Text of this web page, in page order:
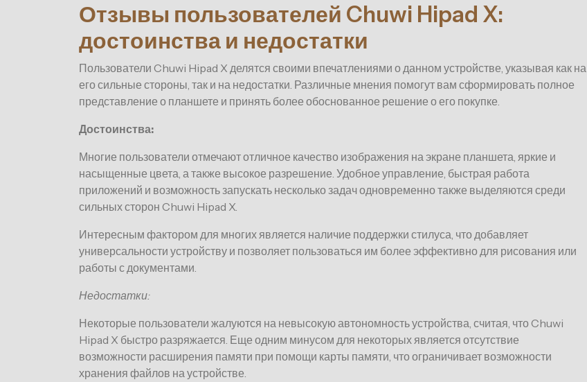
Отзывы пользователей Chuwi Hipad X:
достоинства и недостатки
Пользователи Chuwi Hipad X делятся своими впечатлениями о данном устройстве, указывая как на
его сильные стороны, так и на недостатки. Различные мнения помогут вам сформировать полное
представление о планшете и принять более обоснованное решение о его покупке.
Достоинства:
Многие пользователи отмечают отличное качество изображения на экране планшета, яркие и
насыщенные цвета, а также высокое разрешение. Удобное управление, быстрая работа
приложений и возможность запускать несколько задач одновременно также выделяются среди
сильных сторон Chuwi Hipad X.
Интересным фактором для многих является наличие поддержки стилуса, что добавляет
универсальности устройству и позволяет пользоваться им более эффективно для рисования или
работы с документами.
Недостатки:
Некоторые пользователи жалуются на невысокую автономность устройства, считая, что Chuwi
Hipad X быстро разряжается. Еще одним минусом для некоторых является отсутствие
возможности расширения памяти при помощи карты памяти, что ограничивает возможности
хранения файлов на устройстве.